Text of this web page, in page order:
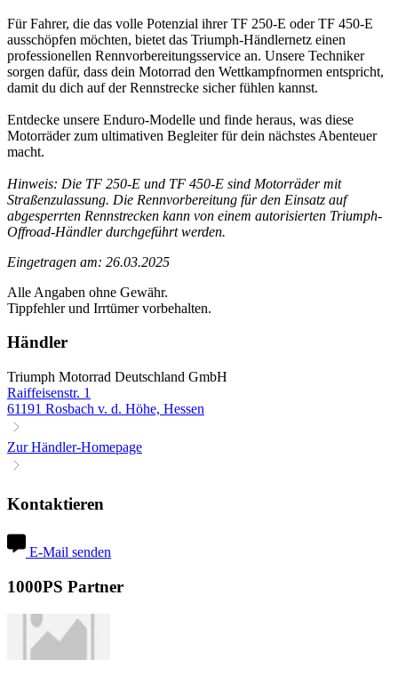
Für Fahrer, die das volle Potenzial ihrer TF 250-E oder TF 450-E
ausschöpfen möchten, bietet das Triumph-Händlernetz einen
professionellen Rennvorbereitungsservice an. Unsere Techniker
sorgen dafür, dass dein Motorrad den Wettkampfnormen entspricht,
damit du dich auf der Rennstrecke sicher fühlen kannst.
Entdecke unsere Enduro-Modelle und finde heraus, was diese
Motorräder zum ultimativen Begleiter für dein nächstes Abenteuer
macht.
Hinweis: Die TF 250-E und TF 450-E sind Motorräder mit
Straßenzulassung. Die Rennvorbereitung für den Einsatz auf
abgesperrten Rennstrecken kann von einem autorisierten Triumph-
Offroad-Händler durchgeführt werden.
Eingetragen am: 26.03.2025
Alle Angaben ohne Gewähr.
Tippfehler und Irrtümer vorbehalten.
Händler
Triumph Motorrad Deutschland GmbH
Raiffeisenstr. 1
61191 Rosbach v. d. Höhe, Hessen
Zur Händler-Homepage
Kontaktieren
E-Mail senden
1000PS Partner